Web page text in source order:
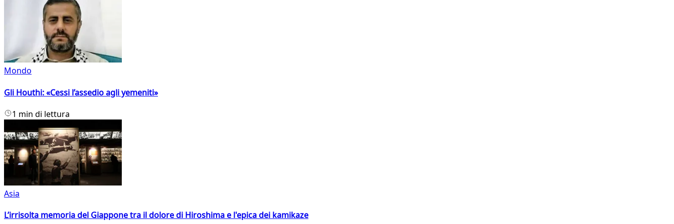
Mondo
Gli Houthi: «Cessi l’assedio agli yemeniti»
1 min di lettura
Asia
L’irrisolta memoria del Giappone tra il dolore di Hiroshima e l'epica dei kamikaze